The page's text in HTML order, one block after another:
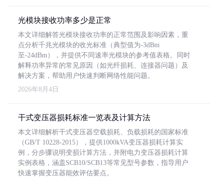
光模块接收功率多少是正常
本文详细解答光模块接收功率的正常范围及影响因素，重
点分析千兆光模块的收光标准（典型值为-3dBm
至-24dBm），并提供不同速率光模块的参考值表格。同时
解释功率异常的常见原因（如光纤损耗、连接器问题）及
解决方案，帮助用户快速判断网络性能问题。
2026年8月4日
干式变压器损耗标准一览表及计算方法
本文详细解析干式变压器空载损耗、负载损耗的国家标准
（GB/T 10228-2015），提供1000kVA变压器损耗计算实
例，分步骤说明变损计算方法，并附电力变压器损耗计算
实例表格，涵盖SCB10/SCB13等常见型号参数，指导用户
快速掌握变压器能效评估要点。